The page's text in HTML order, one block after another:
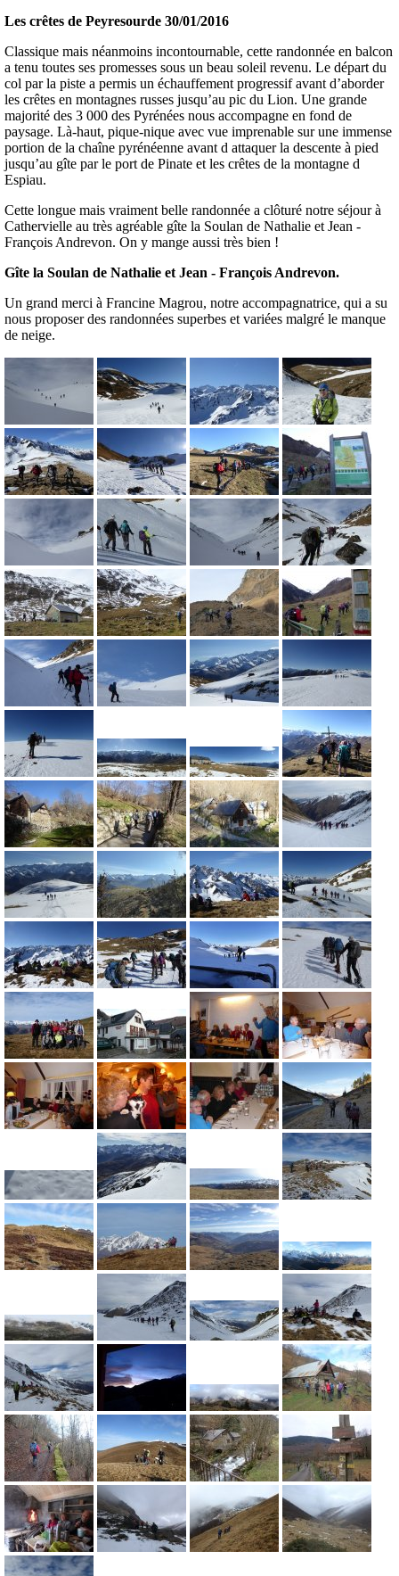
Les crêtes de Peyresourde 30/01/2016
Classique mais néanmoins incontournable, cette randonnée en balcon
a tenu toutes ses promesses sous un beau soleil revenu. Le départ du
col par la piste a permis un échauffement progressif avant d’aborder
les crêtes en montagnes russes jusqu’au pic du Lion. Une grande
majorité des 3 000 des Pyrénées nous accompagne en fond de
paysage. Là-haut, pique-nique avec vue imprenable sur une immense
portion de la chaîne pyrénéenne avant d attaquer la descente à pied
jusqu’au gîte par le port de Pinate et les crêtes de la montagne d
Espiau.
Cette longue mais vraiment belle randonnée a clôturé notre séjour à
Cathervielle au très agréable gîte la Soulan de Nathalie et Jean -
François Andrevon. On y mange aussi très bien !
Gîte la Soulan de Nathalie et Jean - François Andrevon.
Un grand merci à Francine Magrou, notre accompagnatrice, qui a su
nous proposer des randonnées superbes et variées malgré le manque
de neige.